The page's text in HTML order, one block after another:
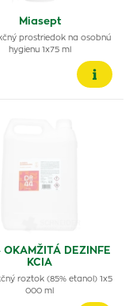
Miasept
prostriedok na osobnú
hygienu 1x75 ml
OKAMŽITÁ DEZINFE
KCIA
roztok (85% etanol) 1x5
000 ml